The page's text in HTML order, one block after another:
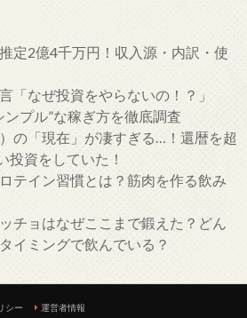
定2億4千万円！収入源・内訳・使
「なぜ投資をやらないの！？」
ンプル”な稼ぎ方を徹底調査
の「現在」が凄すぎる…！還暦を超
投資をしていた！
テイン習慣とは？筋肉を作る飲み
チョはなぜここまで鍛えた？どん
イミングで飲んでいる？
シー 運営者情報